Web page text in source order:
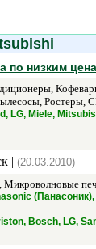
по низким
LG, Miele,
| (20.03.2010)
Микроволновые
Bosch, LG,